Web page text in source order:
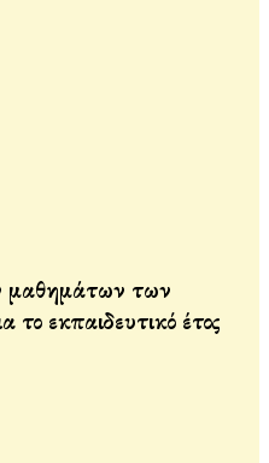
μαθημάτων των
εκπαιδευτικό έτος